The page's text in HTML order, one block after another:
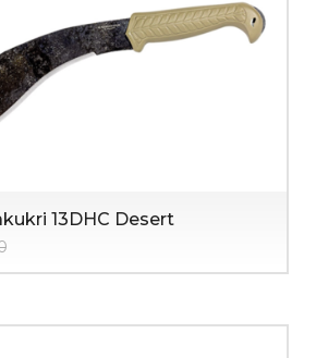
13DHC Desert